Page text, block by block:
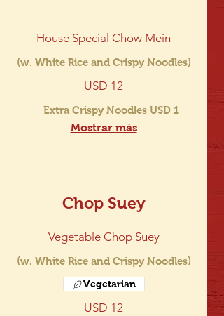
House Special Chow Mein
(w. White Rice and Crispy Noodles)
USD 12
Extra Crispy Noodles USD 1
Mostrar más
Chop Suey
Vegetable Chop Suey
(w. White Rice and Crispy Noodles)
USD 12
Vegetarian